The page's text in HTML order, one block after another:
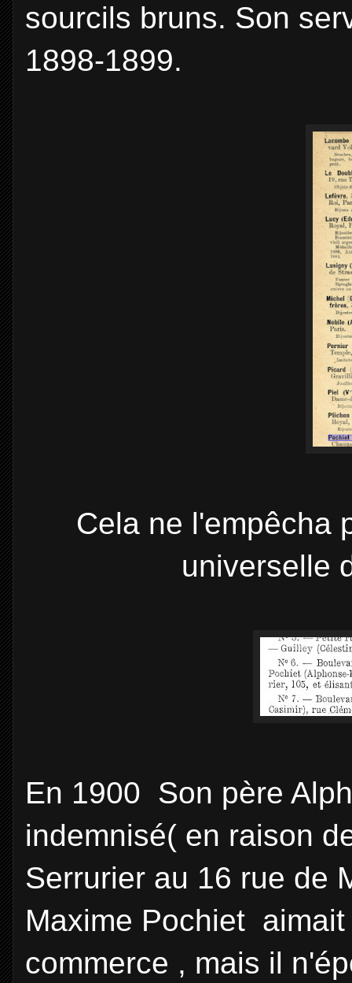
sourcils bruns. Son
1898-1899.
Cela ne l'empêcha
universelle
En 1900 Son père
indemnisé( en raison
Serrurier au 16 rue de
Maxime Pochiet
commerce , mais il